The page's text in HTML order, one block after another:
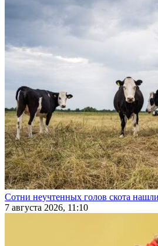
Сотни неучтенных голов скота
7 августа 2026, 11:10